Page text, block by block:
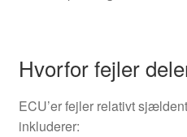
Hvorfor fejler
ECU’er fejler relativt
inkluderer: